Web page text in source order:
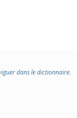
dans le dictionnaire.